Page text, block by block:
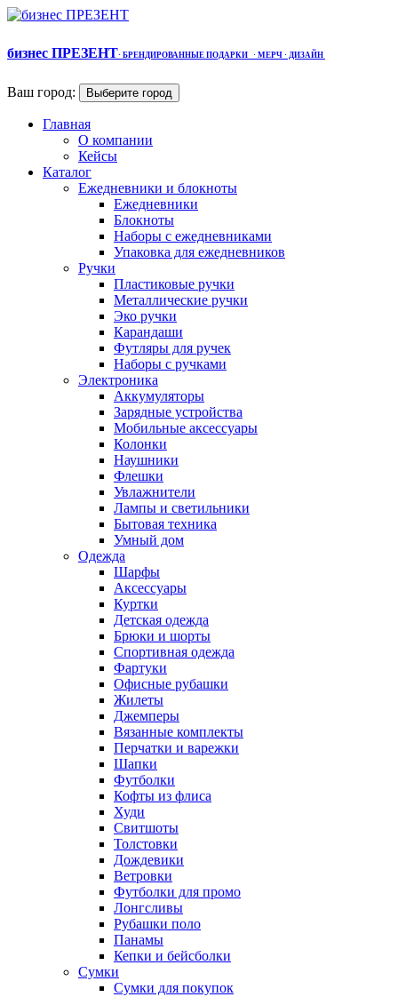
бизнес ПРЕЗЕНТ· БРЕНДИРОВАННЫЕ ПОДАРКИ · МЕРЧ · ДИЗАЙН
Ваш город: Выберите город
Главная
О компании
Кейсы
Каталог
Ежедневники и блокноты
Ежедневники
Блокноты
Наборы с ежедневниками
Упаковка для ежедневников
Ручки
Пластиковые ручки
Металлические ручки
Эко ручки
Карандаши
Футляры для ручек
Наборы с ручками
Электроника
Аккумуляторы
Зарядные устройства
Мобильные аксессуары
Колонки
Наушники
Флешки
Увлажнители
Лампы и светильники
Бытовая техника
Умный дом
Одежда
Шарфы
Аксессуары
Куртки
Детская одежда
Брюки и шорты
Спортивная одежда
Фартуки
Офисные рубашки
Жилеты
Джемперы
Вязанные комплекты
Перчатки и варежки
Шапки
Футболки
Кофты из флиса
Худи
Свитшоты
Толстовки
Дождевики
Ветровки
Футболки для промо
Лонгсливы
Рубашки поло
Панамы
Кепки и бейсболки
Сумки
Сумки для покупок